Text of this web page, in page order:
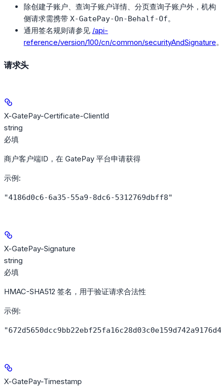
除创建子账户、查询子账户详情、分页查询子账户外，机构
侧请求需携带 X-GatePay-On-Behalf-Of。
通用签名规则请参见 /api-
reference/version/100/cn/common/securityAndSignature
请求头
X-GatePay-Certificate-ClientId
string
必填
商户客户端ID，在 GatePay 平台申请获得
示例:
"4186d0c6-6a35-55a9-8dc6-5312769dbff8"
X-GatePay-Signature
string
必填
HMAC-SHA512 签名，用于验证请求合法性
示例:
X-GatePay-Timestamp